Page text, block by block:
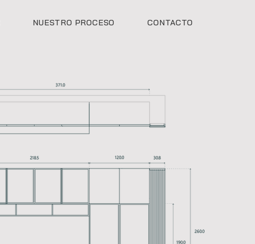
NUESTRO PROCESO CONTACTO